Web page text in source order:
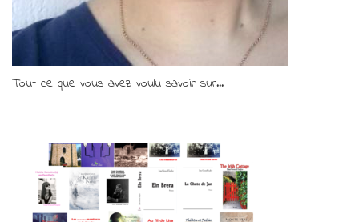
Tout ce que vous avez voulu savoir sur...